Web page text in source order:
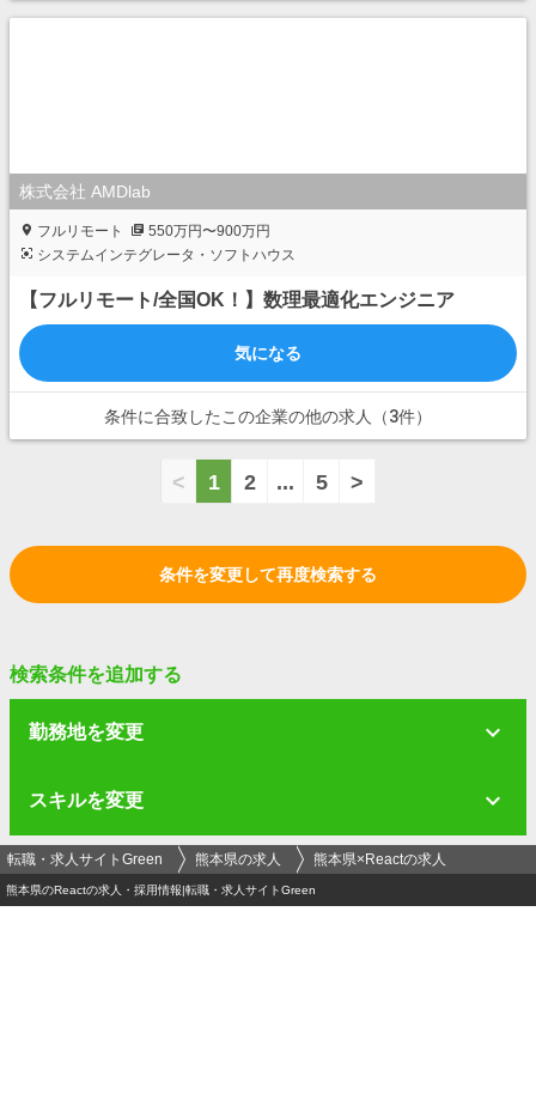
株式会社 AMDlab
フルリモート
550万円〜900万円
システムインテグレータ・ソフトハウス
【フルリモート/全国OK！】数理最適化エンジニア
気になる
条件に合致したこの企業の他の求人（3件）
< 1 2 ... 5 >
条件を変更して再度検索する
検索条件を追加する
勤務地を変更
スキルを変更
転職・求人サイトGreen 熊本県の求人 熊本県×Reactの求人
熊本県のReactの求人・採用情報|転職・求人サイトGreen